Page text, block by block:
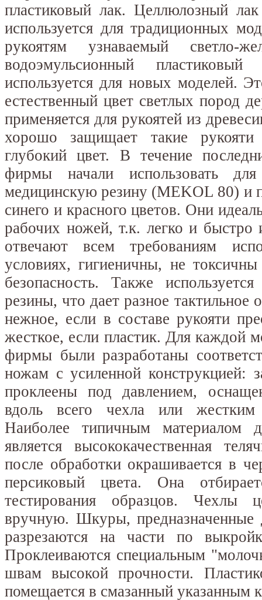
пластиковый лак. Целлюлозный
используется для традиционных
рукоятям узнаваемый светло-
водоэмульсионный
используется для новых моделей.
естественный цвет светлых пород
применяется для рукоятей из
хорошо защищает такие
глубокий цвет. В течение
фирмы начали использовать для
медицинскую резину (MEKOL 80) и
синего и красного цветов. Они
рабочих ножей, т.к. легко и быстро
отвечают всем требованиям
условиях, гигиеничны, не
безопасность. Также
резины, что дает разное
нежное, если в составе рукояти
жесткое, если пластик. Для каждой
фирмы были разработаны
ножам с усиленной конструкцией:
проклеены под давлением,
вдоль всего чехла или жестким
Наиболее типичным материалом
является высококачественная
после обработки окрашивается в
персиковый цвета. Она
тестирования образцов. Чехлы
вручную. Шкуры, предназначенные
разрезаются на части по
Проклеиваются специальным
швам высокой прочности.
помещается в смазанный указанным